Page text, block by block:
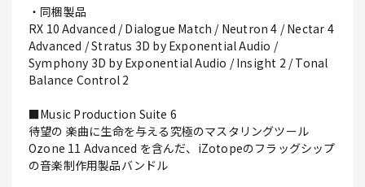
・同梱製品
RX 10 Advanced / Dialogue Match / Neutron 4 / Nectar 4
Advanced / Stratus 3D by Exponential Audio /
Symphony 3D by Exponential Audio / Insight 2 / Tonal
Balance Control 2
■Music Production Suite 6
待望の 楽曲に生命を与える究極のマスタリングツール
Ozone 11 Advanced を含んだ、iZotopeのフラッグシップ
の音楽制作用製品バンドル